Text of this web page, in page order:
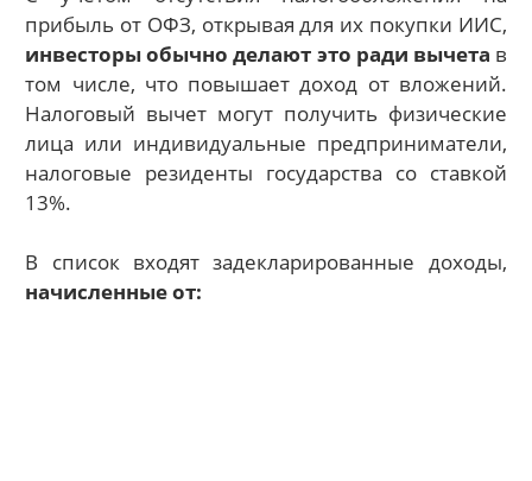
прибыль от ОФЗ, открывая для их покупки ИИС,
инвесторы обычно делают это ради вычета в
том числе, что повышает доход от вложений.
Налоговый вычет могут получить физические
лица или индивидуальные предприниматели,
налоговые резиденты государства со ставкой
13%.
В список входят задекларированные доходы,
начисленные от: